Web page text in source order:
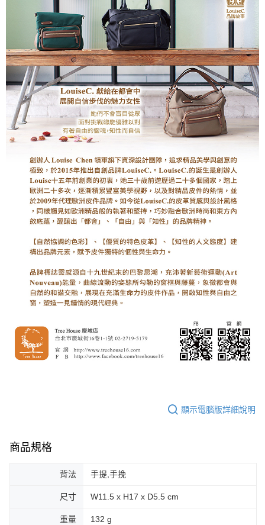
顯示電腦版詳細說明
商品規格
背法 手提,手挽
尺寸 W11.5 x H17 x D5.5 cm
重量 132 g